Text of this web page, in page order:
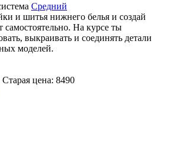
Средний
и шитья нижнего белья и создай
На курсе ты
выкраивать и соединять детали
моделей.
Старая цена: 8490